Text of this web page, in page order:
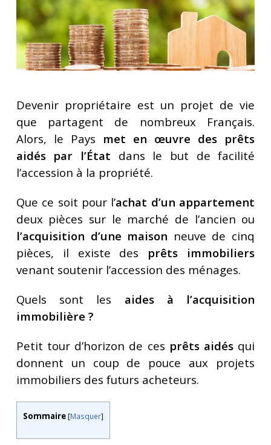
Devenir propriétaire est un projet de vie
que partagent de nombreux Français.
Alors, le Pays met en œuvre des prêts
aidés par l’État dans le but de facilité
l’accession à la propriété.
Que ce soit pour l’achat d’un appartement
deux pièces sur le marché de l’ancien ou
l’acquisition d’une maison neuve de cinq
pièces, il existe des prêts immobiliers
venant soutenir l’accession des ménages.
Quels sont les aides à l’acquisition
immobilière ?
Petit tour d’horizon de ces prêts aidés qui
donnent un coup de pouce aux projets
immobiliers des futurs acheteurs.
Sommaire [Masquer]